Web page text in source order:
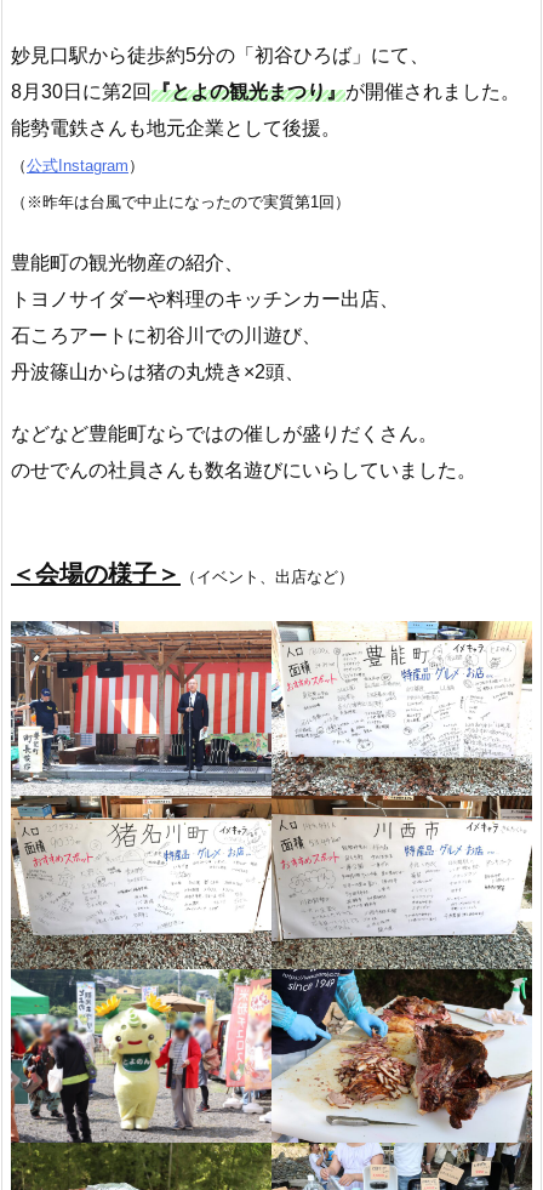
妙見口駅から徒歩約5分の「初谷ひろば」にて、
8月30日に第2回『とよの観光まつり』が開催されました。
能勢電鉄さんも地元企業として後援。
（公式Instagram ）
（※昨年は台風で中止になったので実質第1回）
豊能町の観光物産の紹介、
トヨノサイダーや料理のキッチンカー出店、
石ころアートに初谷川での川遊び、
丹波篠山からは猪の丸焼き×2頭、
などなど豊能町ならではの催しが盛りだくさん。
のせでんの社員さんも数名遊びにいらしていました。
＜会場の様子＞ （イベント、出店など）